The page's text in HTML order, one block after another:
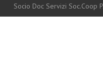
Socio Doc Servizi Soc.Coop